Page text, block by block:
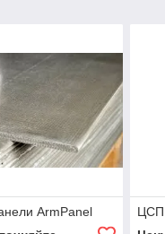
ArmPanel
ЦСП